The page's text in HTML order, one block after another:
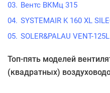
Вентс ВКМц 315
SYSTEMAIR K 160 XL
SOLER&PALAU VENT-125L
Топ-пять моделей
(квадратных)